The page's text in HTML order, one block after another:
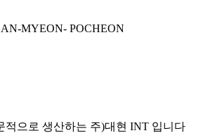
MYEON- POCHEON
적으로 생산하는 주)대현 INT 입니다